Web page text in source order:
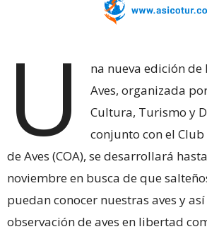
U
na nueva edición de
Aves, organizada
Cultura, Turismo y
conjunto con el
de Aves (COA), se desarrollará
noviembre en busca de que
puedan conocer nuestras aves y
observación de aves en libertad